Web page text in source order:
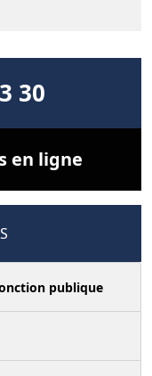
30
en ligne
publique